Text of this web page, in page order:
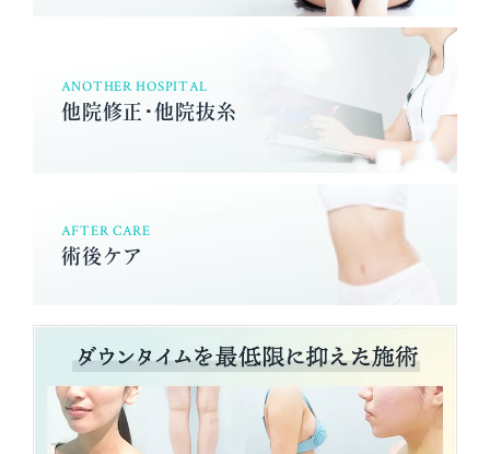
ANOTHER HOSPITAL
他院修正･他院抜糸
AFTER CARE
術後ケア